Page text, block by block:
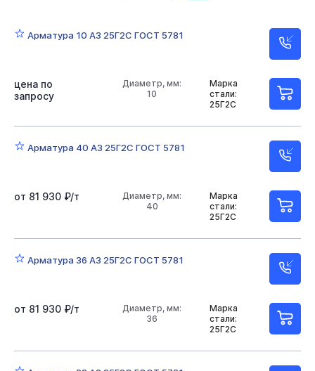
Арматура 10 А3 25Г2С ГОСТ 5781
Марка
стали:
25Г2С
Диаметр, мм:
10
цена по
запросу
Арматура 40 А3 25Г2С ГОСТ 5781
Марка
стали:
25Г2С
Диаметр, мм:
40
от 81 930 ₽/т
Арматура 36 А3 25Г2С ГОСТ 5781
Марка
стали:
25Г2С
Диаметр, мм:
36
от 81 930 ₽/т